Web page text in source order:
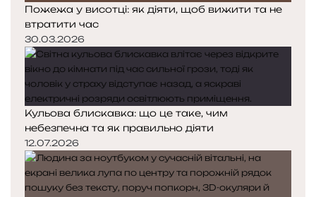
Пожежа у висотці: як діяти, щоб вижити та не
втратити час
30.03.2026
Кульова блискавка: що це таке, чим
небезпечна та як правильно діяти
12.07.2026